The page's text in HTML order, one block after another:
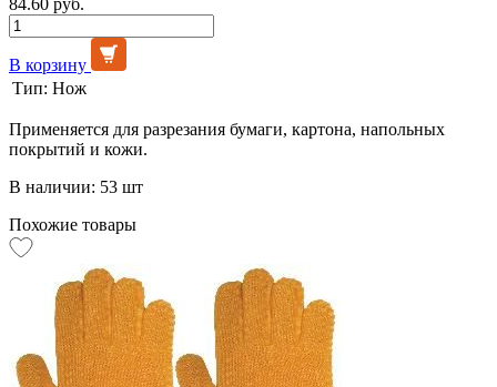
В корзину
Тип: Нож
Применяется для разрезания бумаги, картона, напольных
покрытий и кожи.
В наличии: 53 шт
Похожие товары